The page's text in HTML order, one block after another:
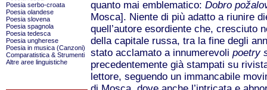
Poesia serbo-croata
Poesia olandese
Poesia slovena
Poesia spagnola
Poesia tedesca
Poesia ungherese
Poesia in musica (Canzoni)
Comparatistica & Strumenti
Altre aree linguistiche
quanto mai emblematico: Dobro
Mosca]. Niente di più adatto a riunire
quell’autore esordiente che, cresciuto
della capitale russa, tra la fine degli
stato acclamato a innumerevoli poetry
precedentemente già stampati su
lettore, seguendo un immancabile